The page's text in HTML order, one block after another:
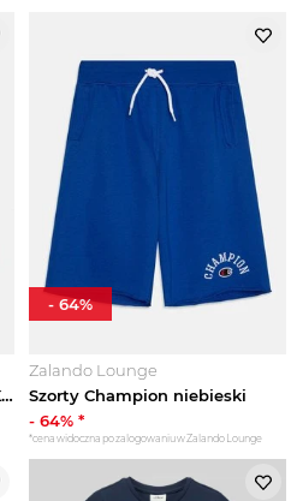
Sukienka dzianinowa Calvin Klein Jeans srebrny
Zalando Lounge
Szorty Champion niebieski
- 64% *
*cena widoczna po zalogowaniu w Zalando Lounge
- 64%